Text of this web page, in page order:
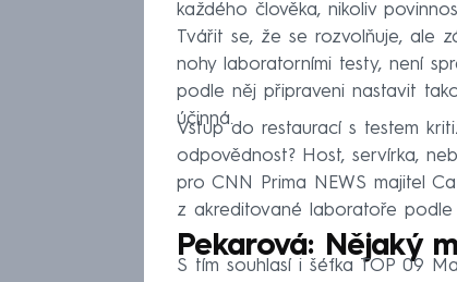
každého člověka, nikoliv
Tvářit se, že se rozvolňuje, ale
nohy laboratorními testy, není
podle něj připraveni nastavit
účinná.
Vstup do restaurací s testem
odpovědnost? Host, servírka,
pro CNN Prima NEWS majitel
z akreditované laboratoře
Pekarová: Nějaký
S tím souhlasí i šéfka TOP 09